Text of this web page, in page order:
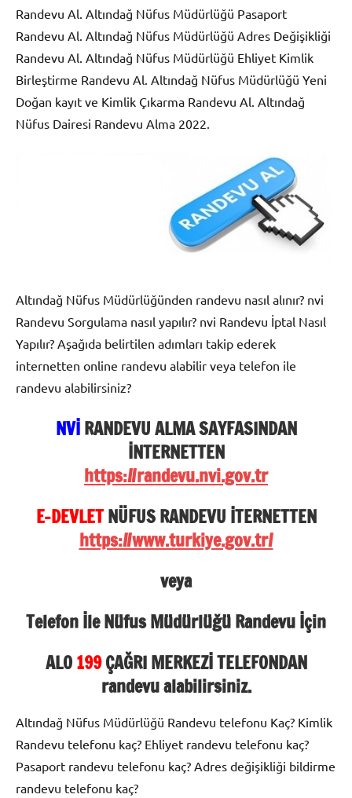
Randevu Al. Altındağ Nüfus Müdürlüğü Pasaport
Randevu Al. Altındağ Nüfus Müdürlüğü Adres Değişikliği
Randevu Al. Altındağ Nüfus Müdürlüğü Ehliyet Kimlik
Birleştirme Randevu Al. Altındağ Nüfus Müdürlüğü Yeni
Doğan kayıt ve Kimlik Çıkarma Randevu Al. Altındağ
Nüfus Dairesi Randevu Alma 2022.
Altındağ Nüfus Müdürlüğünden randevu nasıl alınır? nvi
Randevu Sorgulama nasıl yapılır? nvi Randevu İptal Nasıl
Yapılır? Aşağıda belirtilen adımları takip ederek
internetten online randevu alabilir veya telefon ile
randevu alabilirsiniz?
NVİRANDEVU ALMA SAYFASINDAN
İNTERNETTEN
https://randevu.nvi.gov.tr
E-DEVLETNÜFUS RANDEVU İTERNETTEN
https://www.turkiye.gov.tr/
veya
Telefon İle Nüfus Müdürlüğü Randevu İçin
ALO199ÇAĞRI MERKEZİ TELEFONDAN
randevu alabilirsiniz.
Altındağ Nüfus Müdürlüğü Randevu telefonu Kaç? Kimlik
Randevu telefonu kaç? Ehliyet randevu telefonu kaç?
Pasaport randevu telefonu kaç? Adres değişikliği bildirme
randevu telefonu kaç?